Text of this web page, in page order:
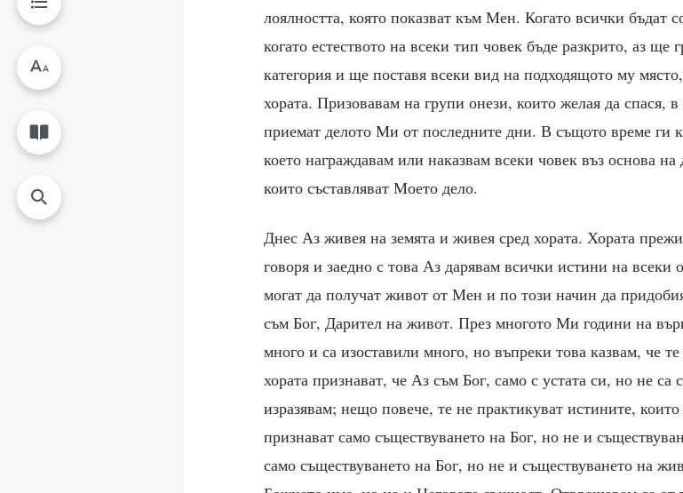
лоялността, която показват към Мен. Когато всички бъдат
когато естеството на всеки тип човек бъде разкрито, аз ще
категория и ще поставя всеки вид на подходящото му
хората. Призовавам на групи онези, които желая да спася,
приемат делото Ми от последните дни. В същото време ги
което награждавам или наказвам всеки човек въз основа
които съставляват Моето дело.
Днес Аз живея на земята и живея сред хората. Хората
говоря и заедно с това Аз дарявам всички истини на всеки
могат да получат живот от Мен и по този начин да
съм Бог, Дарител на живот. През многото Ми години на
много и са изоставили много, но въпреки това казвам, че
хората признават, че Аз съм Бог, само с устата си, но не са
изразявам; нещо повече, те не практикуват истините,
признават само съществуването на Бог, но не и
само съществуването на Бог, но не и съществуването на